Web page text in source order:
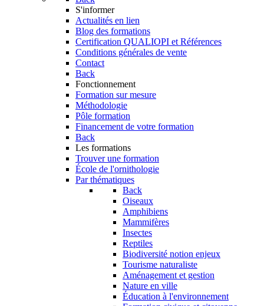
S'informer
Actualités en lien
Blog des formations
Certification QUALIOPI et Références
Conditions générales de vente
Contact
Back
Fonctionnement
Formation sur mesure
Méthodologie
Pôle formation
Financement de votre formation
Back
Les formations
Trouver une formation
École de l'ornithologie
Par thématiques
Back
Oiseaux
Amphibiens
Mammifères
Insectes
Reptiles
Biodiversité notion enjeux
Tourisme naturaliste
Aménagement et gestion
Nature en ville
Éducation à l'environnement